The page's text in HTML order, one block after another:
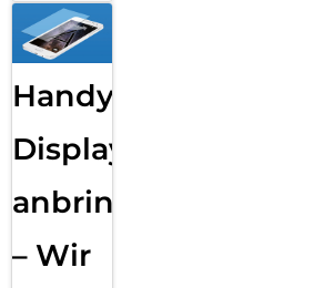
Handy
Displayfolie
anbringen
– Wir